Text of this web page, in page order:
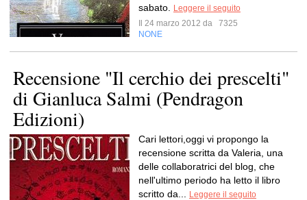
sabato.
Leggere il seguito
Il 24 marzo 2012 da
7325
NONE
Recensione "Il cerchio dei prescelti"
di Gianluca Salmi (Pendragon
Edizioni)
Cari lettori,oggi vi propongo la
recensione scritta da Valeria, una
delle collaboratrici del blog, che
nell'ultimo periodo ha letto il libro
scritto da...
Leggere il seguito